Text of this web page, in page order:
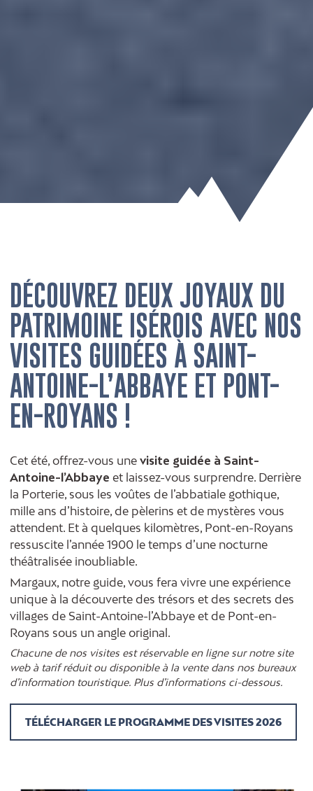
DÉCOUVREZ DEUX JOYAUX DU
PATRIMOINE ISÉROIS AVEC NOS
VISITES GUIDÉES À SAINT-
ANTOINE-L’ABBAYE ET PONT-
EN-ROYANS !
Cet été, offrez-vous une visite guidée à Saint-
Antoine-l’Abbaye et laissez-vous surprendre. Derrière
la Porterie, sous les voûtes de l’abbatiale gothique,
mille ans d’histoire, de pèlerins et de mystères vous
attendent. Et à quelques kilomètres, Pont-en-Royans
ressuscite l’année 1900 le temps d’une nocturne
théâtralisée inoubliable.
Margaux, notre guide, vous fera vivre une expérience
unique à la découverte des trésors et des secrets des
villages de Saint-Antoine-l’Abbaye et de Pont-en-
Royans sous un angle original.
Chacune de nos visites est réservable en ligne sur notre site
web à tarif réduit ou disponible à la vente dans nos bureaux
d’information touristique. Plus d’informations ci-dessous.
TÉLÉCHARGER LE PROGRAMME DES VISITES 2026